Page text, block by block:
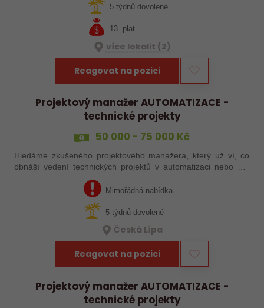
řešení problémů, hledání…5 týdnů dovolené
13. plat
více lokalit (2)
Reagovat na pozici
Projektový manažer AUTOMATIZACE -
technické projekty
50 000 - 75 000 Kč
Hledáme zkušeného projektového manažera, který už ví, co
obnáší vedení technických projektů v automatizaci nebo má
zkušenosti s automatizačními výrobními linkami. S rostoucím
objemem zakázek proto…Mimořádná nabídka
5 týdnů dovolené
Česká Lípa
Reagovat na pozici
Projektový manažer AUTOMATIZACE -
technické projekty